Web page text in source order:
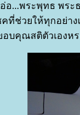
อ...พระพุทธ พระ
ที่ช่วยให้ทุกอย่าง
อบคุณสติตัวเองห